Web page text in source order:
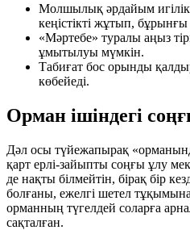
Молшылық әрдайым игілік
кеңістікті жұтып, бұрынғы
«Мәртебе» туралы аңыз
ұмытылуы мүмкін.
Табиғат бос орынды
көбейеді.
Орман ішіндегі
Дәл осы түйежапырақ
қарт ерлі-зайыпты соңғы ұлу
де нақты білмейтін, бірақ бір
болғаны, ежелгі шетел
орманның түгелдей соларға
сақталған.